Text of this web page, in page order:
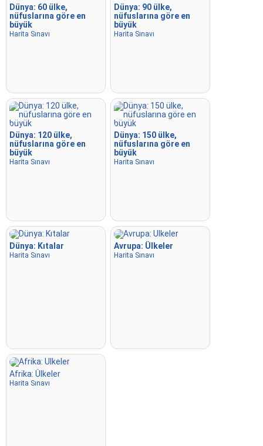
gösterilir – isim yok.
Çoktan Seçmeli
: Dört seçenek arasından doğru olanı
tıklayarak veya 1–4 tuşlarına basarak seçin.
: Vurgulanan konumun adını yazın.
Uçmak : Ok tuşları veya WASD ile kontrol edin ve hızlanmak
için boşluk çubuğuna basın.
Dünya: 60 ülke,
nüfuslarına göre en
büyük
Harita Sınavı
Dünya: 90 ülke,
nüfuslarına göre en
büyük
Harita Sınavı
Dünya: 120 ülke,
nüfuslarına göre en
büyük
Harita Sınavı
Dünya: 150 ülke,
nüfuslarına göre en
büyük
Harita Sınavı
Dünya: Kıtalar
Harita Sınavı
Avrupa: Ülkeler
Harita Sınavı
Afrika: Ülkeler
Harita Sınavı